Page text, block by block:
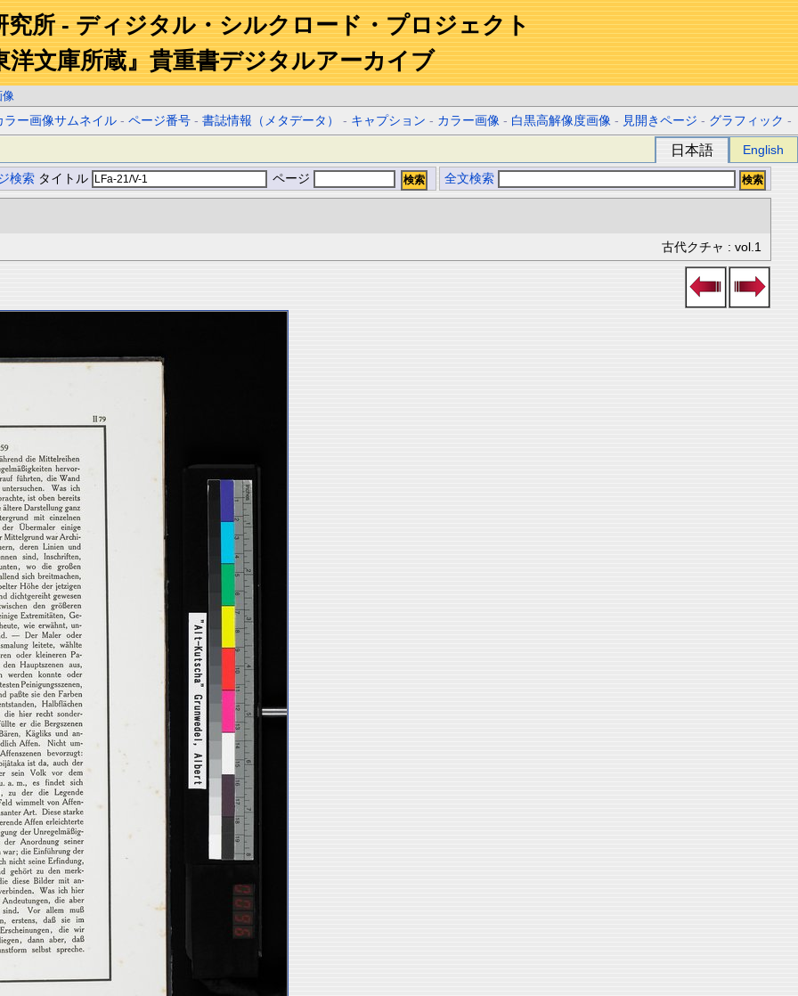
究所 - ディジタル・シルクロード・プロジェクト
洋文庫所蔵』貴重書デジタルアーカイブ
像
ラー画像サムネイル -ページ番号 -書誌情報（メタデータ） - キャプション - カラー画像 - 白黒高解像度画像 - 見開きページ - グラフィック -
日本語 English
検索 タイトル ページ 全文検索
古代クチャ : vol.1